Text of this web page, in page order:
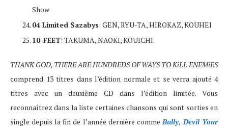
Show
04 Limited Sazabys: GEN, RYU-TA, HIROKAZ, KOUHEI
10-FEET: TAKUMA, NAOKI, KOUICHI
THANK GOD, THERE ARE HUNDREDS OF WAYS TO KiLL ENEMiES
comprend 13 titres dans l’édition normale et se verra ajouté 4
titres avec un deuxième CD dans l’édition limitée. Vous
reconnaîtrez dans la liste certaines chansons qui sont sorties en
single depuis la fin de l’année dernière comme Bully, Devil Your